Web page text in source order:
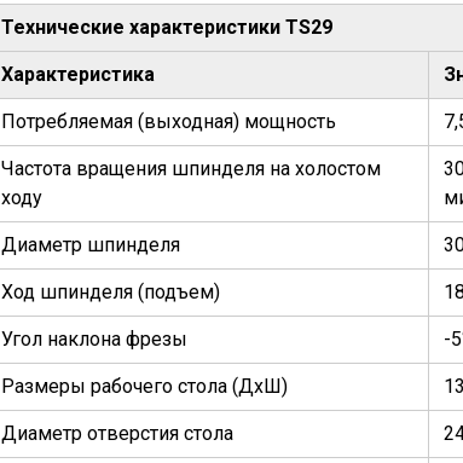
Технические характеристики TS29
Характеристика
Потребляемая (выходная) мощность
Частота вращения шпинделя на холостом
ходу
Диаметр шпинделя
Ход шпинделя (подъем)
Угол наклона фрезы -
Размеры рабочего стола (ДхШ)
Диаметр отверстия стола